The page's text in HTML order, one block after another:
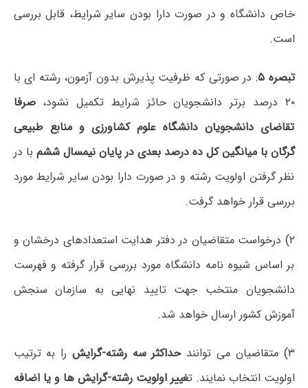
خاص دانشگاه و در صورت دارا بودن سایر شرایط، قابل بررسی
است.
تبصره ۵ : در صورتی که ظرفیت پذیرش بدون آزمون، رشته ­ای با
۲۰ درصد برتر دانشجویان حائز شرایط تکمیل نشود،
صرفا
تقاضای دانشجویان دانشگاه علوم کشاورزی و منابع طبیعی
گرگان با میانگین کل ده درصد بعدی در پایان نیمسال ششم با در
نظر گرفتن اولویت رشته و در صورت دارا بودن سایر شرایط مورد
بررسی قرار خواهد گرفت.
۲) درخواست متقاضیان در دفتر هدایت استعدادهای درخشان و
بر اساس شیوه نامه دانشگاه مورد بررسی قرار گرفته و فهرست
دانشجویان منتخب جهت تایید نهایی به سازمان سنجش
آموزش کشور ارسال خواهد شد.
۳) متقاضیان می توانند حداکثر سه رشته-گرایش را به ترتیب
اولویت انتخاب نمایند. تغییر اولویت رشته-گرایش ­ها و یا اضافه